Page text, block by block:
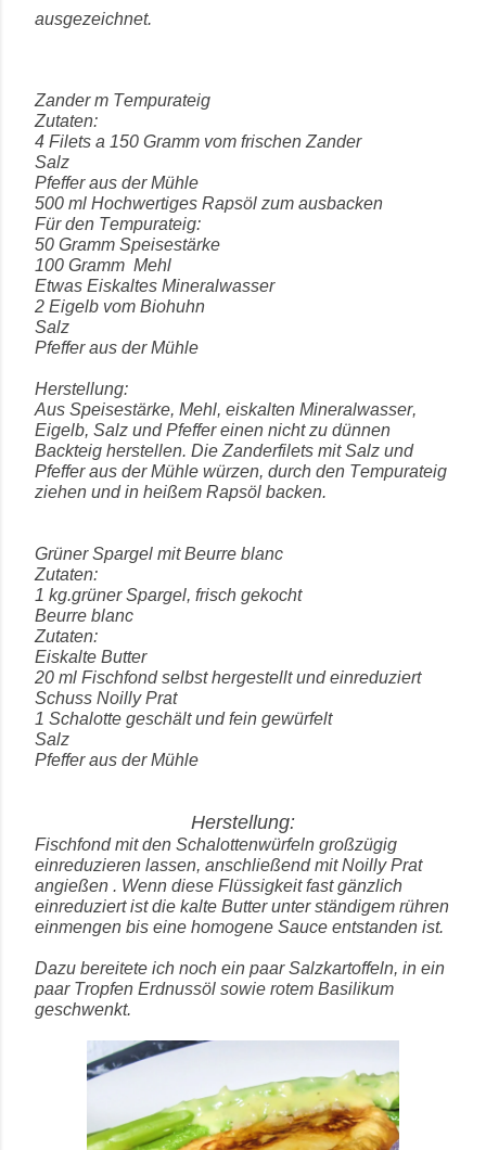
ausgezeichnet.
Zander m Tempurateig
Zutaten:
4 Filets a 150 Gramm vom frischen Zander
Salz
Pfeffer aus der Mühle
500 ml Hochwertiges Rapsöl zum ausbacken
Für den Tempurateig:
50 Gramm Speisestärke
100 Gramm Mehl
Etwas Eiskaltes Mineralwasser
2 Eigelb vom Biohuhn
Salz
Pfeffer aus der Mühle
Herstellung:
Aus Speisestärke, Mehl, eiskalten Mineralwasser,
Eigelb, Salz und Pfeffer einen nicht zu dünnen
Backteig herstellen. Die Zanderfilets mit Salz und
Pfeffer aus der Mühle würzen, durch den Tempurateig
ziehen und in heißem Rapsöl backen.
Grüner Spargel mit Beurre blanc
Zutaten:
1 kg.grüner Spargel, frisch gekocht
Beurre blanc
Zutaten:
Eiskalte Butter
20 ml Fischfond selbst hergestellt und einreduziert
Schuss Noilly Prat
1 Schalotte geschält und fein gewürfelt
Salz
Pfeffer aus der Mühle
Herstellung:
Fischfond mit den Schalottenwürfeln großzügig
einreduzieren lassen, anschließend mit Noilly Prat
angießen . Wenn diese Flüssigkeit fast gänzlich
einreduziert ist die kalte Butter unter ständigem rühren
einmengen bis eine homogene Sauce entstanden ist.
Dazu bereitete ich noch ein paar Salzkartoffeln, in ein
paar Tropfen Erdnussöl sowie rotem Basilikum
geschwenkt.